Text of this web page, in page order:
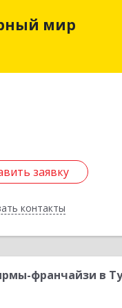
мир
заявку
контакты
мир
заявку
Назад
франчайзи в